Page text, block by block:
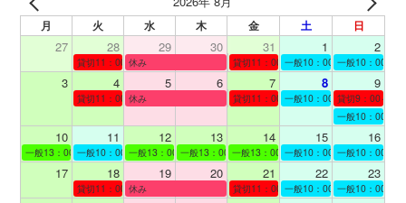
月 火 水 木 金 土 日
27 28 29 30 31 1 2
貸切11：00～12：00
休み 貸切11：00～12：00一般10：00～19：00
一般10：00～
3 4 5 6 7 8 9
貸切11：00～12：00
休み 貸切11：00～12：00一般10：00～19：00
貸切9：00～10
一般10：00～
10 11 12 13 14 15 16
一般13：00～19：00一般10：00～19：00一般13：00～19：00一般13：00～19：00一般13：00～19：00一般10：00～19：00
一般10：00～
17 18 19 20 21 22 23
貸切11：00～12：00
休み 貸切11：00～13：00一般10：00～19：00
一般10：00～